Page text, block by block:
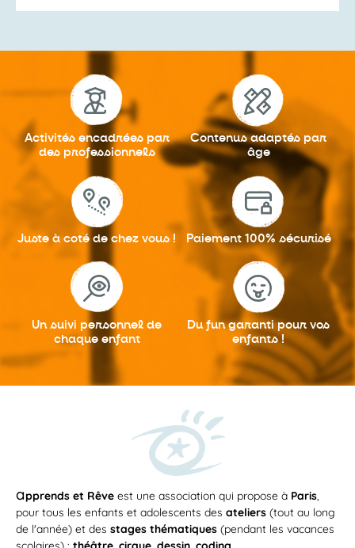
Activités encadrées par
des professionnels
Contenus adaptés par
âge
Juste à coté de chez vous ! Paiement 100% sécurisé
Un suivi personnel de
chaque enfant
Du fun garantipour vos
enfants !
apprends et Rêve est une association qui propose à Paris,
pour tous les enfants et adolescents des ateliers (tout au long
de l'année) et des stages thématiques (pendant les vacances